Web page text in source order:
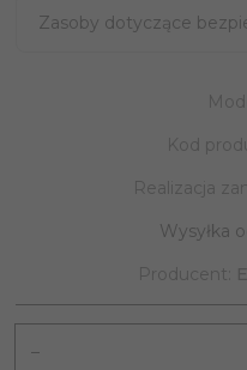
Zasoby dotyczące
Kod
Realizacja
Wysyłka
Producent: